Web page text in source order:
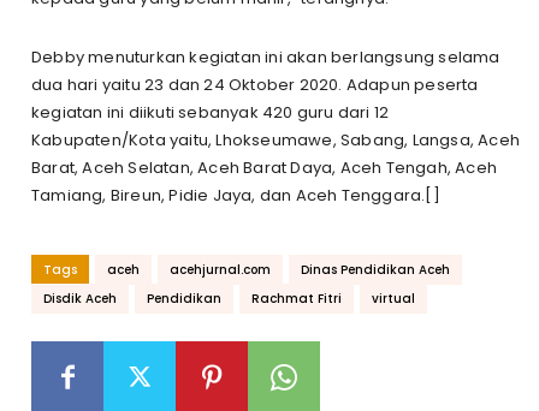
Debby menuturkan kegiatan ini akan berlangsung selama
dua hari yaitu 23 dan 24 Oktober 2020. Adapun peserta
kegiatan ini diikuti sebanyak 420 guru dari 12
Kabupaten/Kota yaitu, Lhokseumawe, Sabang, Langsa, Aceh
Barat, Aceh Selatan, Aceh Barat Daya, Aceh Tengah, Aceh
Tamiang, Bireun, Pidie Jaya, dan Aceh Tenggara.[]
Tags aceh acehjurnal.com
Dinas Pendidikan Aceh
Disdik Aceh
Pendidikan Rachmat Fitri virtual